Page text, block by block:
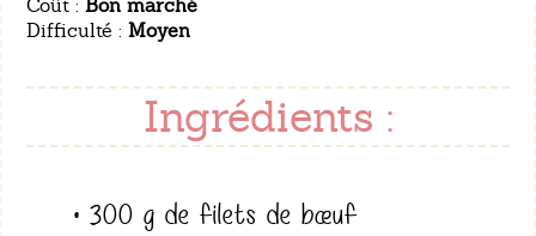
Coût : Bon marché
Difficulté : Moyen
Ingrédients :
• 300 g de filets de bœuf